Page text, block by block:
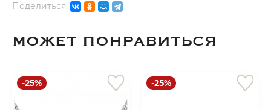
Поделиться:
МОЖЕТ ПОНРАВИТЬСЯ
-25% -25%